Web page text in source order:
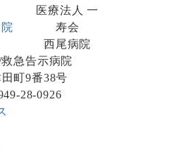
医療法人 一
寿会
西尾病院
急告示病院
町9番38号
28-0926